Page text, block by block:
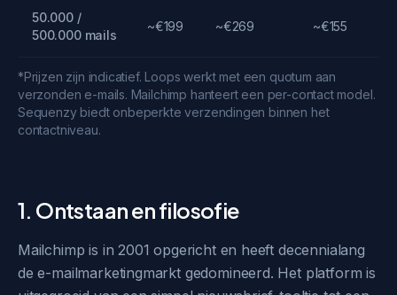
50.000 /
500.000 mails
~€199 ~€269 ~€155
*Prijzen zijn indicatief. Loops werkt met een quotum aan
verzonden e-mails. Mailchimp hanteert een per-contact model.
Sequenzy biedt onbeperkte verzendingen binnen het
contactniveau.
1. Ontstaan en filosofie
Mailchimp is in 2001 opgericht en heeft decennialang
de e-mailmarketingmarkt gedomineerd. Het platform is